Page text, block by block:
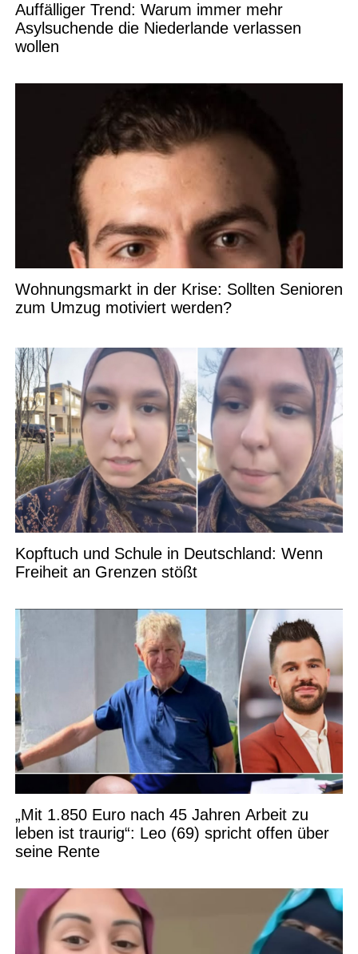
Auffälliger Trend: Warum immer mehr
Asylsuchende die Niederlande verlassen
wollen
Wohnungsmarkt in der Krise: Sollten Senioren
zum Umzug motiviert werden?
Kopftuch und Schule in Deutschland: Wenn
Freiheit an Grenzen stößt
„Mit 1.850 Euro nach 45 Jahren Arbeit zu
leben ist traurig“: Leo (69) spricht offen über
seine Rente